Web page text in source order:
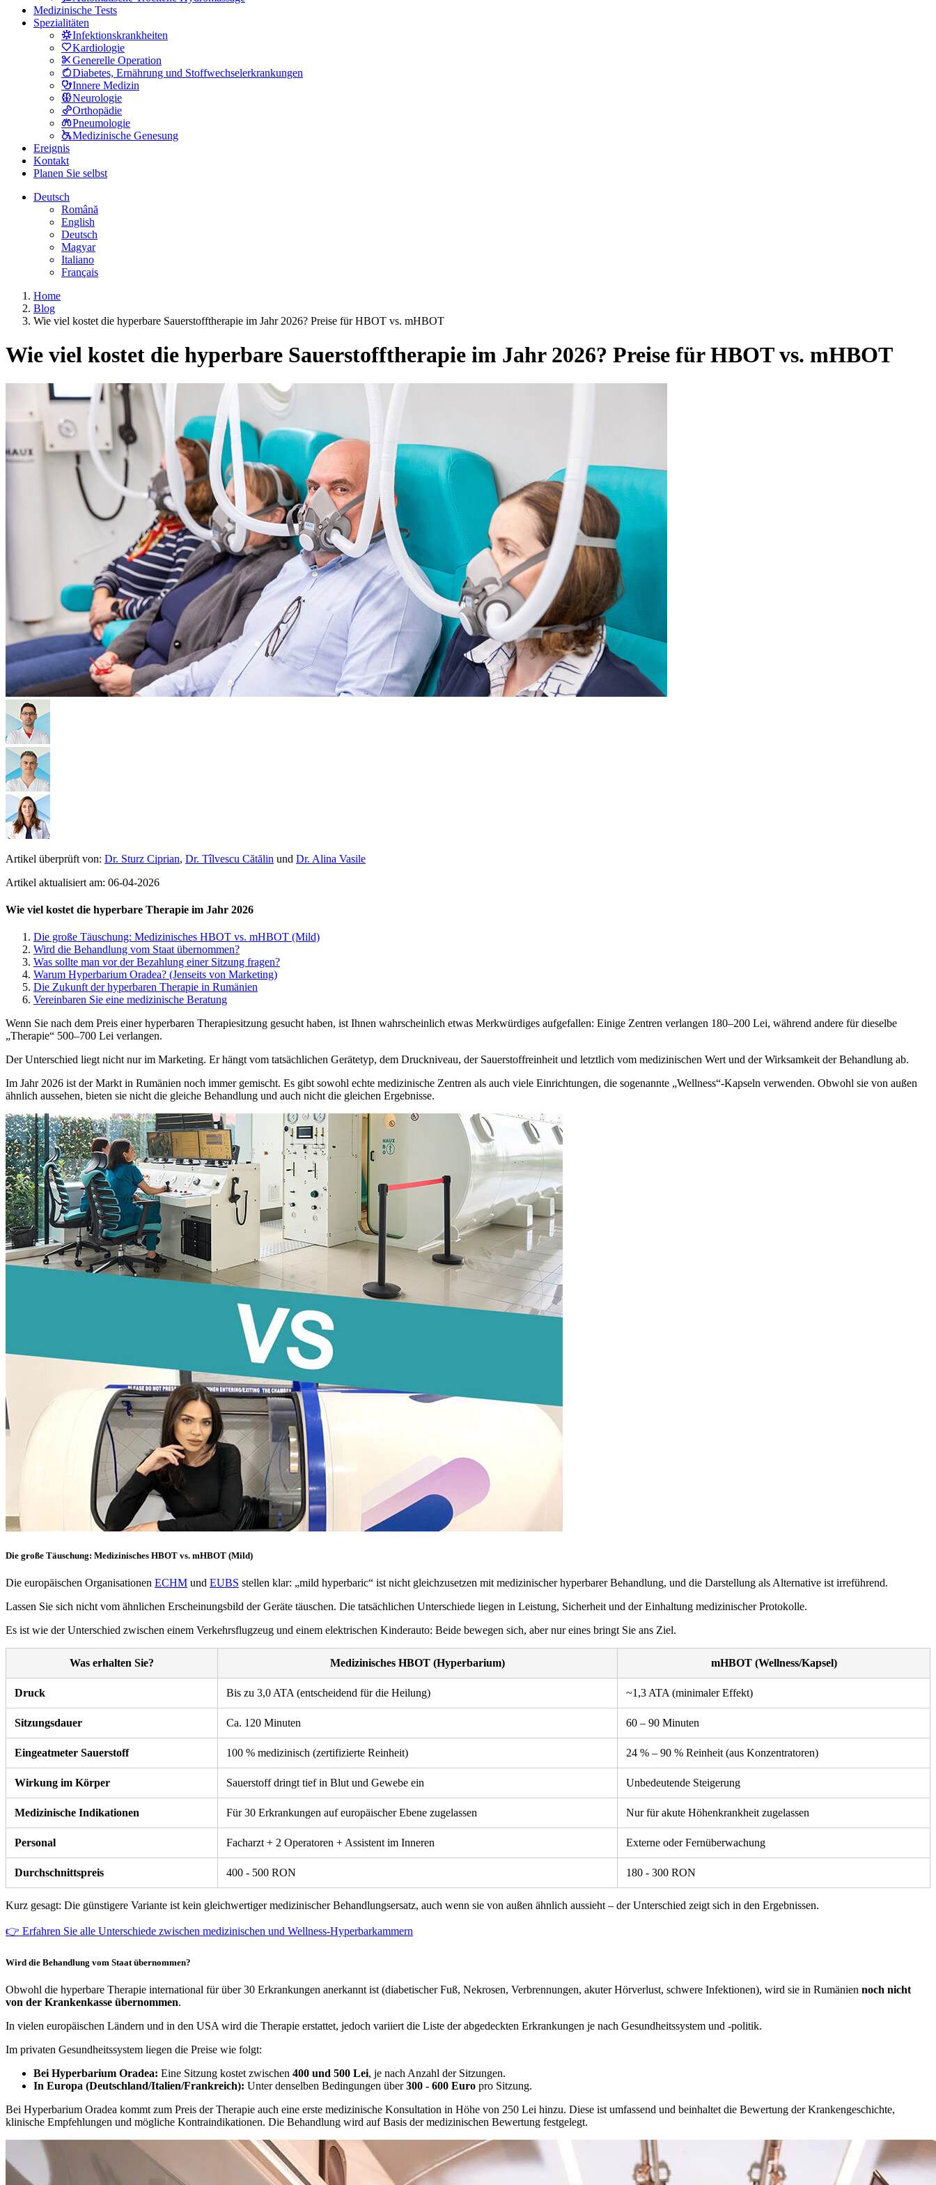
Medizinische Tests
Spezialitäten
Infektionskrankheiten
Kardiologie
Generelle Operation
Diabetes, Ernährung und Stoffwechselerkrankungen
Innere Medizin
Neurologie
Orthopädie
Pneumologie
Medizinische Genesung
Ereignis
Kontakt
Planen Sie selbst
Deutsch
Română
English
Deutsch
Magyar
Italiano
Français
Home
Blog
Wie viel kostet die hyperbare Sauerstofftherapie im Jahr 2026? Preise für HBOT vs. mHBOT
Wie viel kostet die hyperbare Sauerstofftherapie im Jahr 2026? Preise für HBOT vs. mHBOT
Artikel überprüft von: Dr. Sturz Ciprian, Dr. Tîlvescu Cătălin und Dr. Alina Vasile
Artikel aktualisiert am: 06-04-2026
Wie viel kostet die hyperbare Therapie im Jahr 2026
Die große Täuschung: Medizinisches HBOT vs. mHBOT (Mild)
Wird die Behandlung vom Staat übernommen?
Was sollte man vor der Bezahlung einer Sitzung fragen?
Warum Hyperbarium Oradea? (Jenseits von Marketing)
Die Zukunft der hyperbaren Therapie in Rumänien
Vereinbaren Sie eine medizinische Beratung
Wenn Sie nach dem Preis einer hyperbaren Therapiesitzung gesucht haben, ist Ihnen wahrscheinlich etwas Merkwürdiges aufgefallen: Einige Zentren verlangen 180–200 Lei, während andere für dieselbe
„Therapie“ 500–700 Lei verlangen.
Der Unterschied liegt nicht nur im Marketing. Er hängt vom tatsächlichen Gerätetyp, dem Druckniveau, der Sauerstoffreinheit und letztlich vom medizinischen Wert und der Wirksamkeit der Behandlung ab.
Im Jahr 2026 ist der Markt in Rumänien noch immer gemischt. Es gibt sowohl echte medizinische Zentren als auch viele Einrichtungen, die sogenannte „Wellness“-Kapseln verwenden. Obwohl sie von außen
ähnlich aussehen, bieten sie nicht die gleiche Behandlung und auch nicht die gleichen Ergebnisse.
Die große Täuschung: Medizinisches HBOT vs. mHBOT (Mild)
Die europäischen Organisationen ECHM und EUBS stellen klar: „mild hyperbaric“ ist nicht gleichzusetzen mit medizinischer hyperbarer Behandlung, und die Darstellung als Alternative ist irreführend.
Lassen Sie sich nicht vom ähnlichen Erscheinungsbild der Geräte täuschen. Die tatsächlichen Unterschiede liegen in Leistung, Sicherheit und der Einhaltung medizinischer Protokolle.
Es ist wie der Unterschied zwischen einem Verkehrsflugzeug und einem elektrischen Kinderauto: Beide bewegen sich, aber nur eines bringt Sie ans Ziel.
Was erhalten Sie? Medizinisches HBOT (Hyperbarium) mHBOT (Wellness/Kapsel)
Druck Bis zu 3,0 ATA (entscheidend für die Heilung) ~1,3 ATA (minimaler Effekt)
Sitzungsdauer Ca. 120 Minuten 60 – 90 Minuten
Eingeatmeter Sauerstoff 100 % medizinisch (zertifizierte Reinheit) 24 % – 90 % Reinheit (aus Konzentratoren)
Wirkung im Körper Sauerstoff dringt tief in Blut und Gewebe ein Unbedeutende Steigerung
Medizinische Indikationen Für 30 Erkrankungen auf europäischer Ebene zugelassen Nur für akute Höhenkrankheit zugelassen
Personal Facharzt + 2 Operatoren + Assistent im Inneren Externe oder Fernüberwachung
Durchschnittspreis 400 - 500 RON 180 - 300 RON
Kurz gesagt: Die günstigere Variante ist kein gleichwertiger medizinischer Behandlungsersatz, auch wenn sie von außen ähnlich aussieht – der Unterschied zeigt sich in den Ergebnissen.
👉 Erfahren Sie alle Unterschiede zwischen medizinischen und Wellness-Hyperbarkammern
Wird die Behandlung vom Staat übernommen?
Obwohl die hyperbare Therapie international für über 30 Erkrankungen anerkannt ist (diabetischer Fuß, Nekrosen, Verbrennungen, akuter Hörverlust, schwere Infektionen), wird sie in Rumänien noch nicht
von der Krankenkasse übernommen.
In vielen europäischen Ländern und in den USA wird die Therapie erstattet, jedoch variiert die Liste der abgedeckten Erkrankungen je nach Gesundheitssystem und -politik.
Im privaten Gesundheitssystem liegen die Preise wie folgt:
Bei Hyperbarium Oradea: Eine Sitzung kostet zwischen 400 und 500 Lei, je nach Anzahl der Sitzungen.
In Europa (Deutschland/Italien/Frankreich): Unter denselben Bedingungen über300 - 600 Euro pro Sitzung.
Bei Hyperbarium Oradea kommt zum Preis der Therapie auch eine erste medizinische Konsultation in Höhe von 250 Lei hinzu. Diese ist umfassend und beinhaltet die Bewertung der Krankengeschichte,
klinische Empfehlungen und mögliche Kontraindikationen. Die Behandlung wird auf Basis der medizinischen Bewertung festgelegt.